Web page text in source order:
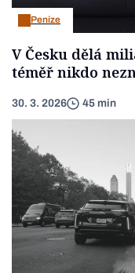
Peníze
V Česku dělá
téměř nikdo
30. 3. 2026 45 min